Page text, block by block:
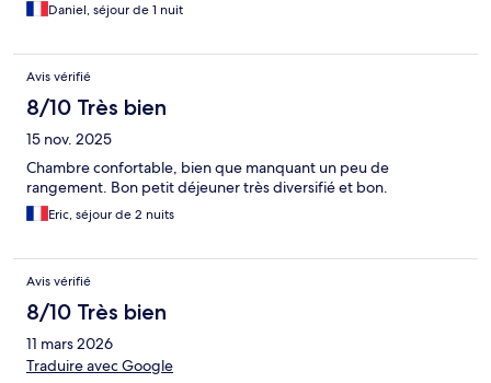
Daniel, séjour de 1 nuit
Avis vérifié
8/10 Très bien
15 nov. 2025
Chambre confortable, bien que manquant un peu de
rangement. Bon petit déjeuner très diversifié et bon.
Eric, séjour de 2 nuits
Avis vérifié
8/10 Très bien
11 mars 2026
Traduire avec Google